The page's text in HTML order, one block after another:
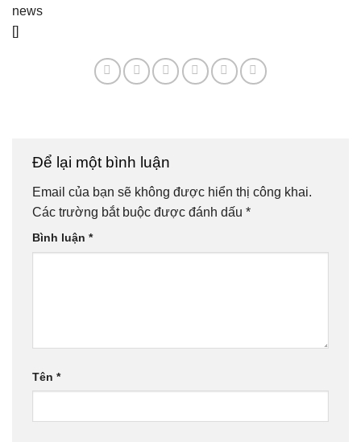
news
[]
Để lại một bình luận
Email của bạn sẽ không được hiển thị công khai.
Các trường bắt buộc được đánh dấu *
Bình luận *
Tên *